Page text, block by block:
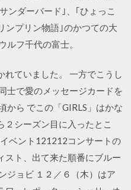
ンダーバード｣、｢ひょっこ
ンプリン物語｣のかつての大
ルフ千代の富士。
れていました。 一方でこうし
士で愛のメッセージカードを
から でこの「GIRLS」はかな
２シーズン目に入ったとこ
ベント121212コンサートの
スト、出て来た順番にブルー
ジョビ １２／６（木）はア